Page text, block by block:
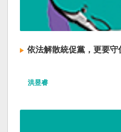
依法解散統促黨，更要守
洪昱睿